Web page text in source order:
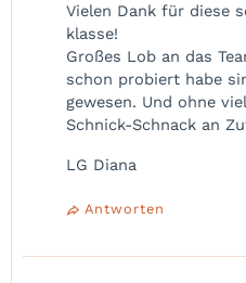
Vielen Dank für diese
klasse!
Großes Lob an das
schon probiert habe
gewesen. Und ohne
Schnick-Schnack an
LG Diana
Antworten